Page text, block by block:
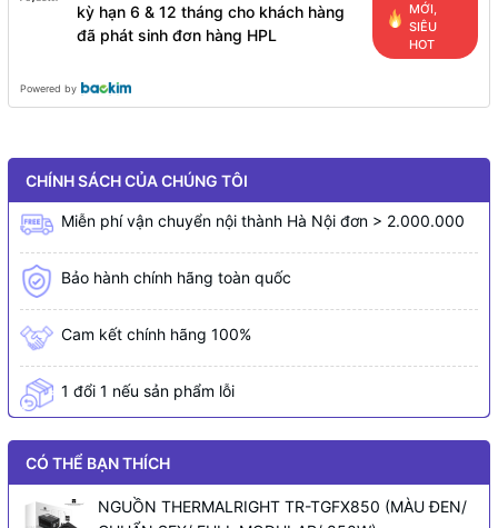
kỳ hạn 6 & 12 tháng cho khách hàng
đã phát sinh đơn hàng HPL
MỚI,
SIÊU
HOT
Powered by
CHÍNH SÁCH CỦA CHÚNG TÔI
Miễn phí vận chuyển nội thành Hà Nội đơn > 2.000.000
Bảo hành chính hãng toàn quốc
Cam kết chính hãng 100%
1 đổi 1 nếu sản phẩm lỗi
CÓ THỂ BẠN THÍCH
NGUỒN THERMALRIGHT TR-TGFX850 (MÀU ĐEN/